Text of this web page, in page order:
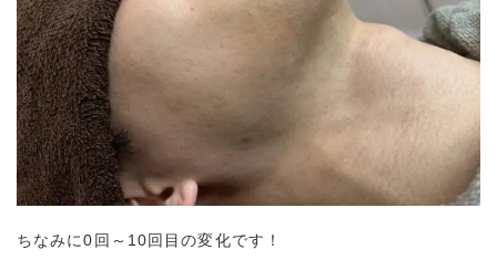
ちなみに0回～10回目の変化です！